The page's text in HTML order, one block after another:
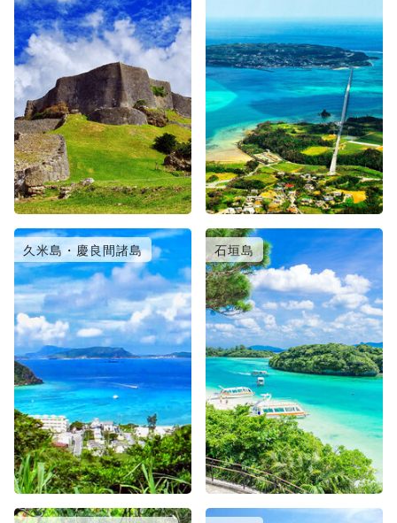
久米島・慶良間諸島 石垣島